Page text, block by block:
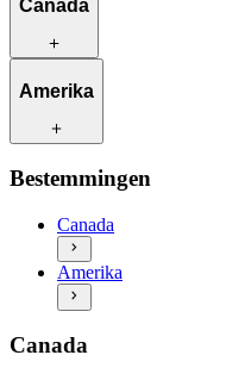
Canada
Reisroutes ter inspiratie
Unieke activiteiten
Ontdek Canada
Beste reistijd
Vluchten & Tussenstops
Autorijden in Canada
Praktische informatie
Meer info & inspiratie
Amerika
Reisroutes ter inspiratie
Kleinschalige verblijven
Unieke activiteiten
Ontdek Amerika
Beste reistijd
Vluchten & Tussenstops
Praktische informatie
Bestemmingen
Canada
Amerika
Canada